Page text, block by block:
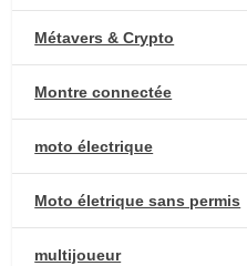
Métavers & Crypto
Montre connectée
moto électrique
Moto életrique sans permis
multijoueur